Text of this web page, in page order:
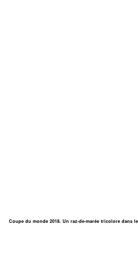
Coupe du monde 2018. Un raz-de-marée tricolore dans